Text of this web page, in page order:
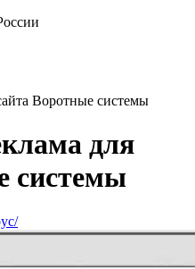
Воротные системы
для
системы